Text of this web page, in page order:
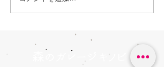
森のガレージキノビ